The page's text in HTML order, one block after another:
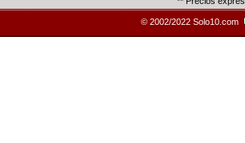
© 2002/2022 Solo10.com